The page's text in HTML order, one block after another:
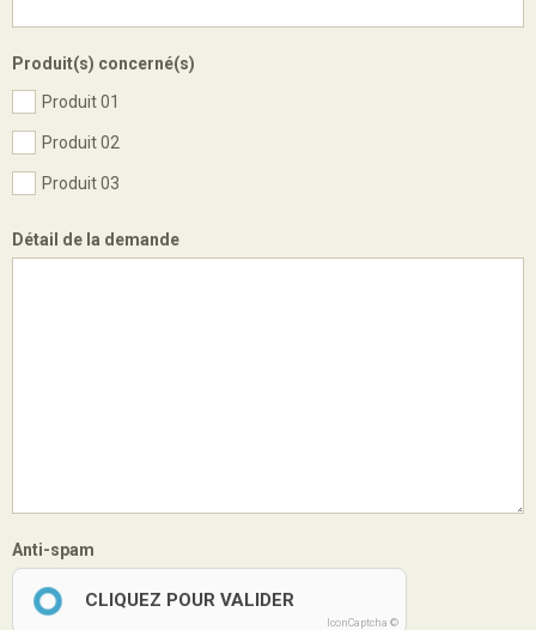
Produit(s) concerné(s)
Produit 01
Produit 02
Produit 03
Détail de la demande
Anti-spam
CLIQUEZ POUR VALIDER
IconCaptcha ©